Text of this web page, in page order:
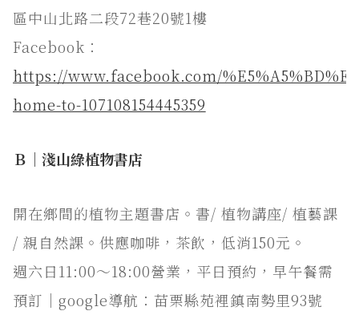
區中山北路二段72巷20號1樓
Facebook：
https://www.facebook.com/
home-to-107108154445359
Ｂ｜淺山綠植物書店
開在鄉間的植物主題書店。書/ 植物講座/ 植藝課
/ 親自然課。供應咖啡，茶飲，低消150元。
週六日11:00～18:00營業，平日預約，早午餐需
預訂｜google導航：苗栗縣苑裡鎮南勢里93號